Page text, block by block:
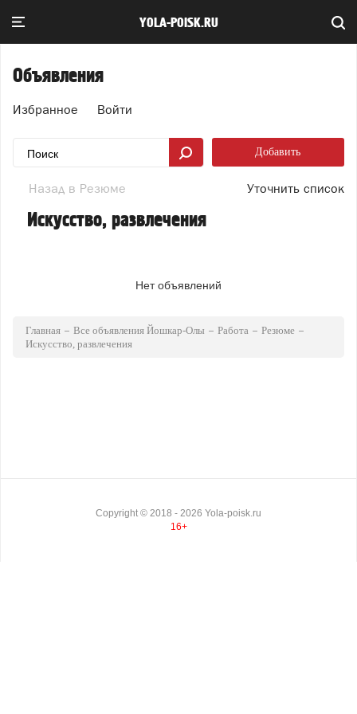
YOLA-POISK.RU
Объявления
Избранное Войти
Добавить
Назад в Резюме Уточнить список
Искусство, развлечения
Нет объявлений
Главная Все объявления Йошкар-Олы Работа
Резюме
Искусство, развлечения
Copyright © 2018 - 2026 Yola-poisk.ru
16+